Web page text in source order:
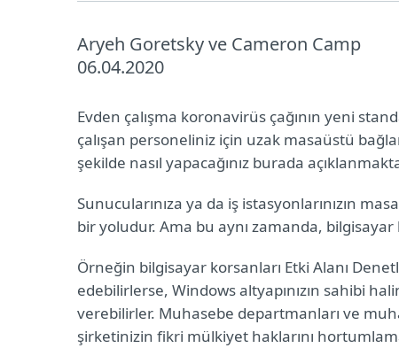
Aryeh Goretsky ve Cameron Camp
06.04.2020
Evden çalışma koronavirüs çağının yeni
çalışan personeliniz için uzak masaüstü
şekilde nasıl yapacağınız burada
Sunucularınıza ya da iş istasyonlarınızın
bir yoludur. Ama bu aynı zamanda,
Örneğin bilgisayar korsanları Etki Alanı
edebilirlerse, Windows altyapınızın sahibi
verebilirler. Muhasebe departmanları ve
şirketinizin fikri mülkiyet haklarını